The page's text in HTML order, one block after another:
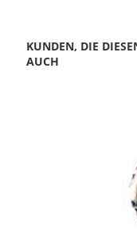
KUNDEN, DIE
AUCH